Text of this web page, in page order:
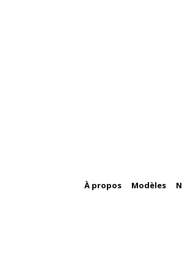
À propos Modèles